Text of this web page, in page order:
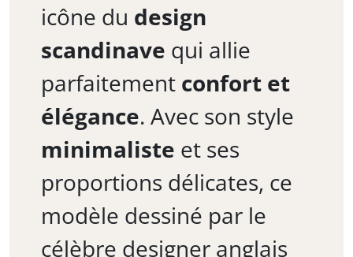
icône du design
scandinave qui allie
parfaitement confort et
élégance. Avec son style
minimaliste et ses
proportions délicates, ce
modèle dessiné par le
célèbre designer anglais